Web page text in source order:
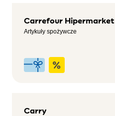
Carrefour Hipermarket
Artykuły spożywcze
Carry